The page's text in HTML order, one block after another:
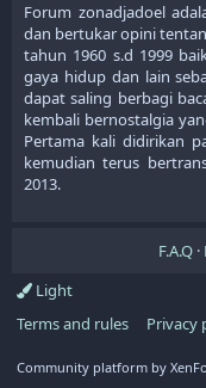
Forum zonadjadoel
dan bertukar opini
tahun 1960 s.d 1999
gaya hidup dan lain
dapat saling berbagi
kembali bernostalgia
Pertama kali didirikan
kemudian terus
2013.
F.A.Q
Light
Terms and rules
Privacy
Community platform by